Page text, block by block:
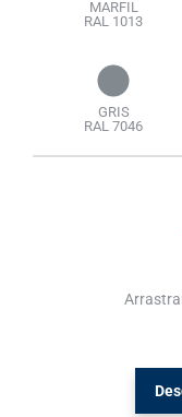
MARFIL
RAL 1013
GRIS
RAL 7046